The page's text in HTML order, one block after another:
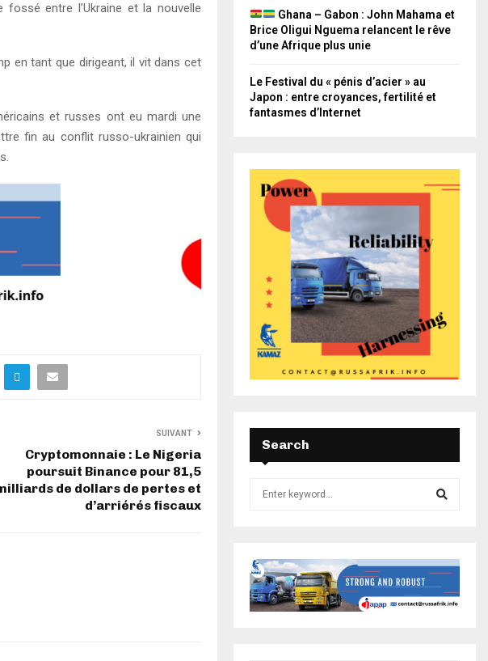
entre l’Ukraine et la nouvelle
en tant que dirigeant, il vit dans cet
et russes ont eu mardi une
fin au conflit russo-ukrainien qui
SUIVANT
Cryptomonnaie : Le Nigeria
poursuit Binance pour 81,5
de dollars de pertes et
d’arriérés fiscaux
Ghana – Gabon : John Mahama et
Brice Oligui Nguema relancent le rêve
d’une Afrique plus unie
Le Festival du « pénis d’acier » au
Japon : entre croyances, fertilité et
fantasmes d’Internet
Search